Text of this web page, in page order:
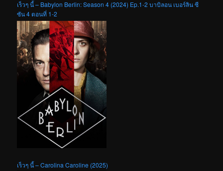
เร็วๆ นี้ – Babylon Berlin: Season 4 (2024) Ep.1-2 บาบิลอน เบอร์ลิน ซี
ซัน 4 ตอนที่ 1-2
เร็วๆ นี้ – Carolina Caroline (2025)